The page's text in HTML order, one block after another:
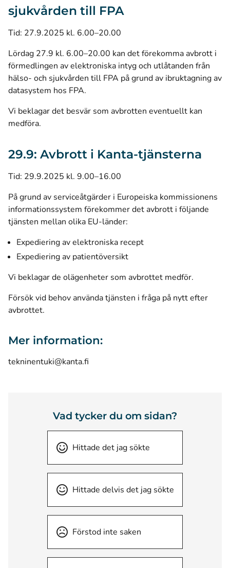
sjukvården till FPA
Tid: 27.9.2025 kl. 6.00–20.00
Lördag 27.9 kl. 6.00–20.00 kan det förekomma avbrott i
förmedlingen av elektroniska intyg och utlåtanden från
hälso- och sjukvården till FPA på grund av ibruktagning av
datasystem hos FPA.
Vi beklagar det besvär som avbrotten eventuellt kan
medföra.
29.9: Avbrott i Kanta-tjänsterna
Tid: 29.9.2025 kl. 9.00–16.00
På grund av serviceåtgärder i Europeiska kommissionens
informationssystem förekommer det avbrott i följande
tjänsten mellan olika EU-länder:
Expediering av elektroniska recept
Expediering av patientöversikt
Vi beklagar de olägenheter som avbrottet medför.
Försök vid behov använda tjänsten i fråga på nytt efter
avbrottet.
Mer information:
tekninentuki@kanta.fi
Vad tycker du om sidan?
Hittade det jag sökte
Hittade delvis det jag sökte
Förstod inte saken